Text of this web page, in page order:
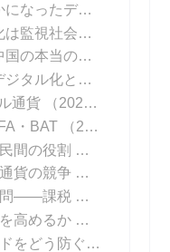
第4回 ドコモ口座で明らかになったデジタル決済のリスクにどう対処するか
第5回 セキュリティの強化は監視社会を招くのか
第6回 デジタル人民元と中国の本当の狙い
第7回 日本が目指すべきデジタル化とは――ビッグデータと個人の尊厳
通貨
（2020年11月04日 掲載）
・BAT
（2020年11月11日 掲載）
第10回 デジタルマネーと民間の役割
（2020年11
第11回 デジタルマネーと通貨の競争
（2020年11
第12回 デジタル時代の難問――課税
（2020年12
第13回 デジタル化は成長を高めるか
（2020年12
第14回 デジタル・デバイドをどう防ぐか